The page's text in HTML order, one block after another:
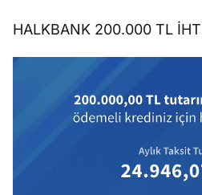
HALKBANK 200.000 TL